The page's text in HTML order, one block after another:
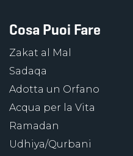
Cosa Puoi Fare
Zakat al Mal
Sadaqa
Adotta un Orfano
Acqua per la Vita
Ramadan
Udhiya/Qurbani